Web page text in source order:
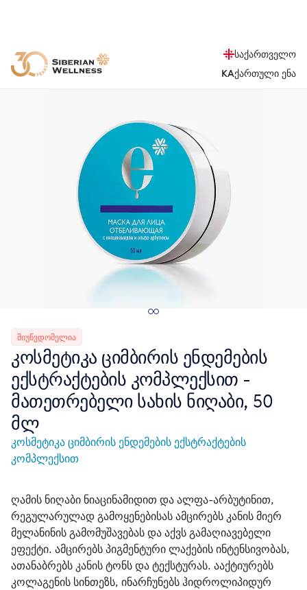
საქართველო
KAქართული ენა
ᲛᲘᲣᲬᲕᲓᲝᲛᲔᲚᲘᲐ
კოსმეტიკა ციმბირის ენდემების
ექსტრაქტების კომპლექსით -
მათეთრებელი სახის ნიღაბი, 50
მლ
კოსმეტიკა ციმბირის ენდემების ექსტრაქტების
კომპლექსით
ღამის ნიღაბი ნიაცინამიდით და ალფა-არბუტინით,
რეგულარულად გამოყენებისას ამცირებს კანის მიერ
მელანინის გამომუშავებას და აქვს გამაღიავებელი
ეფექტი. ამცირებს პიგმენტური ლაქების ინტენსივობას,
ათანაბრებს კანის ტონს და ტექსტურას. ააქტიურებს
კოლაგენის სინთეზს, ინარჩუნებს ჰიდროლიპიდურ